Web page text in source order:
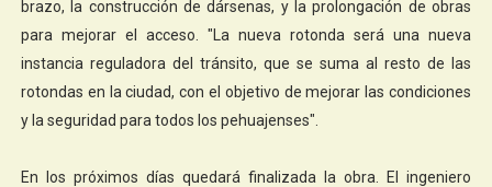
brazo, la construcción de dársenas, y la prolongación de obras
para mejorar el acceso. "La nueva rotonda será una nueva
instancia reguladora del tránsito, que se suma al resto de las
rotondas en la ciudad, con el objetivo de mejorar las condiciones
y la seguridad para todos los pehuajenses".
En los próximos días quedará finalizada la obra. El ingeniero